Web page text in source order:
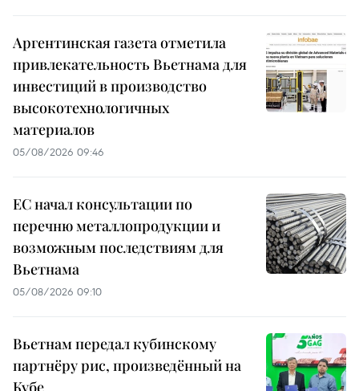
Аргентинская газета отметила
привлекательность Вьетнама для
инвестиций в производство
высокотехнологичных
материалов
05/08/2026 09:46
ЕС начал консультации по
перечню металлопродукции и
возможным последствиям для
Вьетнама
05/08/2026 09:10
Вьетнам передал кубинскому
партнёру рис, произведённый на
Кубе